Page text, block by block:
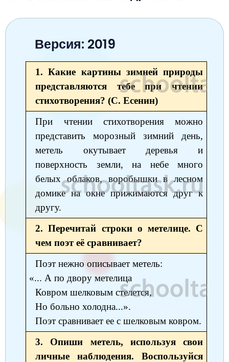
Математика
Литературное чтение
Окружающий мир
Русский язык
Музыка
Английский язык
Информатика
Литературное чтение
Математика
Английский язык
Окружающий мир
Информатика
Литературное чтение
Технология
Русский язык
Английский язык
Обществознание
История
География
Литература
Музыка
Информатика
Немецкий язык
Биология
Литература
Математика
Английский язык
Русский язык
Обществознание
Информатика
География
7 класс
Немецкий язык
Алгебра
Русский язык
Обществознание
Физика
Английский язык
Информатика
Биология
Геометрия
География
История
8 класс
География
История
Химия
Физика
Русский язык
Английский язык
Алгебра
Обществознание
Биология
Технология
9 класс
Биология
Обществознание
Физика
Информатика
Английский язык
Алгебра
Русский язык
История
География
10 класс
Физика
Химия
Русский язык
11 класс
Физика
Химия
Версия: 2019
1. Какие картины зимней природы
представляются тебе при чтении
стихотворения? (С. Есенин)
При чтении стихотворения можно
представить морозный зимний день,
метель окутывает деревья и
поверхность земли, на небе много
белых облаков, воробышки в лесном
домике на окне прижимаются друг к
другу.
2. Перечитай строки о метелице. С
чем поэт её сравнивает?
Поэт нежно описывает метель:
«... А по двору метелица
Ковром шелковым стелется,
Но больно холодна...».
Поэт сравнивает ее с шелковым ковром.
3. Опиши метель, используя свои
личные наблюдения. Воспользуйся